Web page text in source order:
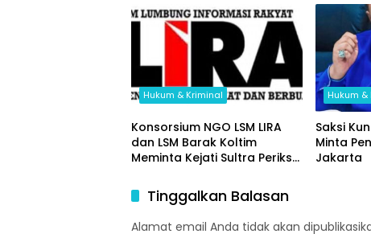
Oleh Majelis Hakim PN
Andoolo
Ketua
Hukum
Hukum & Kriminal
Konsorsium NGO LSM LIRA
dan LSM Barak Koltim
Meminta Kejati Sultra Periksa
Tahun 2025
Hukum
Saksi
Minta
Jakarta
Tinggalkan Balasan
Alamat email Anda tidak akan